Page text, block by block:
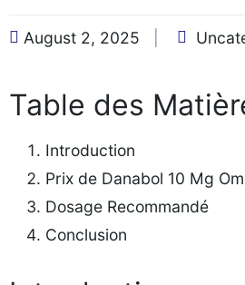
August 2, 2025
Table des
Introduction
Prix de Danabol 10 Mg
Dosage Recommandé
Conclusion